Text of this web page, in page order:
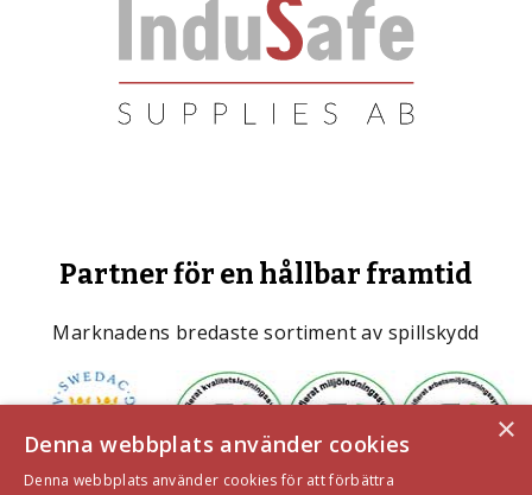
Partner för en hållbar framtid
Marknadens bredaste sortiment av spillskydd
×
Denna webbplats använder cookies
Denna webbplats använder cookies för att förbättra